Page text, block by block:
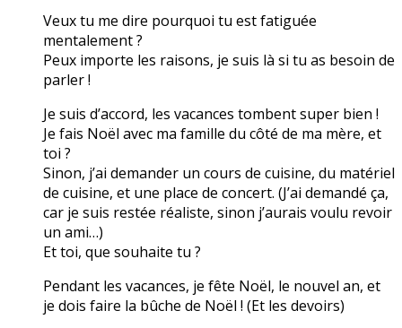
Veux tu me dire pourquoi tu est fatiguée
mentalement ?
Peux importe les raisons, je suis là si tu as besoin de
parler !
Je suis d’accord, les vacances tombent super bien !
Je fais Noël avec ma famille du côté de ma mère, et
toi ?
Sinon, j’ai demander un cours de cuisine, du matériel
de cuisine, et une place de concert. (J’ai demandé ça,
car je suis restée réaliste, sinon j’aurais voulu revoir
un ami…)
Et toi, que souhaite tu ?
Pendant les vacances, je fête Noël, le nouvel an, et
je dois faire la bûche de Noël ! (Et les devoirs)